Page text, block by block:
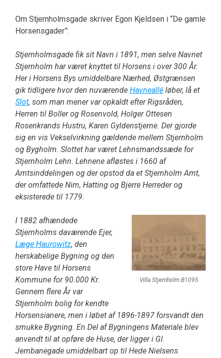
Om Stjernholmsgade skriver Egon Kjeldsen i “De gamle
Horsensgader”:
Stjernholmsgade fik sit Navn i 1891, men selve Navnet
Stjernholm har været knyttet til Horsens i over 300 År.
Her i Horsens Bys umiddelbare Nærhed, Østgrænsen
gik tidligere hvor den nuværende Havnealléløber, lå et
Slot, som man mener var opkaldt efter Rigsråden,
Herren til Boller og Rosenvold, Holger Ottesen
Rosenkrands Hustru, Karen Gyldenstjerne. Der gjorde
sig en vis Vekselvirkning gældende mellem Stjernholm
og Bygholm. Slottet har været Lehnsmandssæde for
Stjernholm Lehn. Lehnene afløstes i 1660 af
Amtsinddelingen og der opstod da et Stjernholm Amt,
der omfattede Nim, Hatting og Bjerre Herreder og
eksisterede til 1779.
Villa Stjernholm B1095
I 1882 afhændede
Stjernholms daværende Ejer,
Læge Haurowitz, den
herskabelige Bygning og den
store Have til Horsens
Kommune for 90.000 Kr.
Gennem flere År var
Stjernholm bolig for kendte
Horsensianere, men i løbet af 1896-1897 forsvandt den
smukke Bygning. En Del af Bygningens Materiale blev
anvendt til at opføre de Huse, der ligger i Gl.
Jernbanegade umiddelbart op til Hede Nielsens